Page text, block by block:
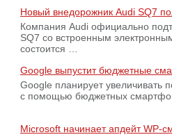
Новый внедорожник Audi SQ7
Компания Audi официально
SQ7 со встроенным
состоится …
Google выпустит бюджетные
Google планирует увеличивать
с помощью бюджетных
Microsoft начинает апдейт WP-